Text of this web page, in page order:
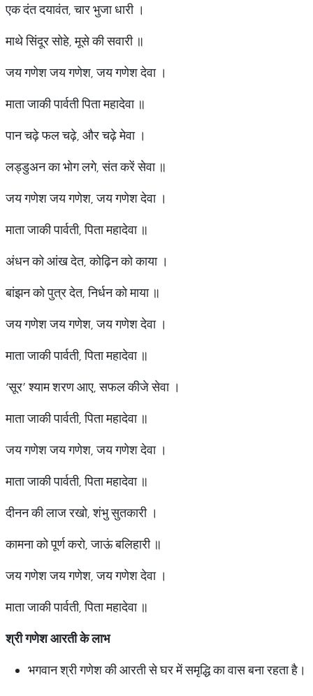
एक दंत दयावंत, चार भुजा धारी ।
माथे सिंदूर सोहे, मूसे की सवारी ॥
जय गणेश जय गणेश, जय गणेश देवा ।
माता जाकी पार्वती पिता महादेवा ॥
पान चढ़े फल चढ़े, और चढ़े मेवा ।
लड्डुअन का भोग लगे, संत करें सेवा ॥
जय गणेश जय गणेश, जय गणेश देवा ।
माता जाकी पार्वती, पिता महादेवा ॥
अंधन को आंख देत, कोढ़िन को काया ।
बांझन को पुत्र देत, निर्धन को माया ॥
जय गणेश जय गणेश, जय गणेश देवा ।
माता जाकी पार्वती, पिता महादेवा ॥
‘सूर’ श्याम शरण आए, सफल कीजे सेवा ।
माता जाकी पार्वती, पिता महादेवा ॥
जय गणेश जय गणेश, जय गणेश देवा ।
माता जाकी पार्वती, पिता महादेवा ॥
दीनन की लाज रखो, शंभु सुतकारी ।
कामना को पूर्ण करो, जाऊं बलिहारी ॥
जय गणेश जय गणेश, जय गणेश देवा ।
माता जाकी पार्वती, पिता महादेवा ॥
श्री गणेश आरती के लाभ
भगवान श्री गणेश की आरती से घर में समृद्धि का वास बना रहता है।